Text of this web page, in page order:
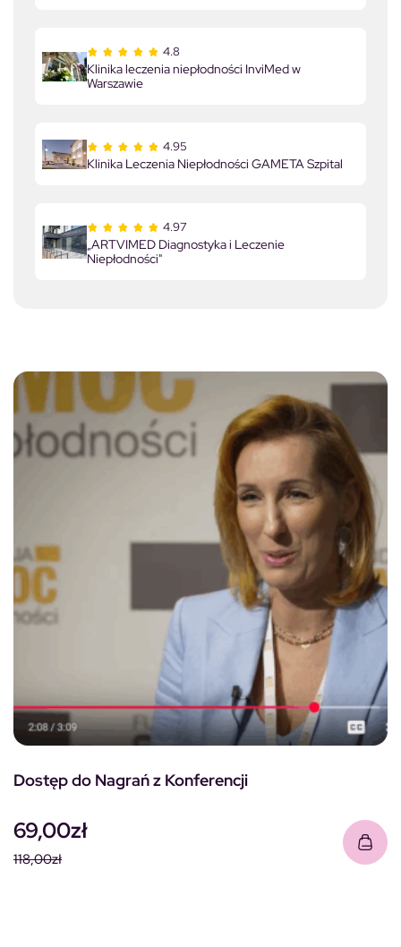
4.8
Klinika leczenia niepłodności InviMed w
Warszawie
4.95
Klinika Leczenia Niepłodności GAMETA Szpital
4.97
„ARTVIMED Diagnostyka i Leczenie
Niepłodności"
Dostęp do Nagrań z Konferencji
118,00zł
69,00zł